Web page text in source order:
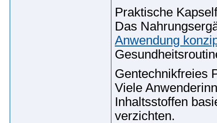
Praktische
Das
Anwendung
Gentechnikfreies
Viele
Inhaltsstoffen
verzichten.